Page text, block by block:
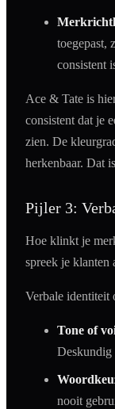
toegepast,
consistent
Ace & Tate is
consistent dat je
zien. De
herkenbaar. Dat
Pijler 3:
Hoe klinkt je
spreek je klanten
Verbale identiteit
Tone of
Deskundig
nooit